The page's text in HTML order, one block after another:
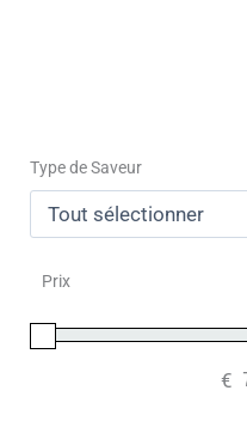
Type de Saveur
Prix
€